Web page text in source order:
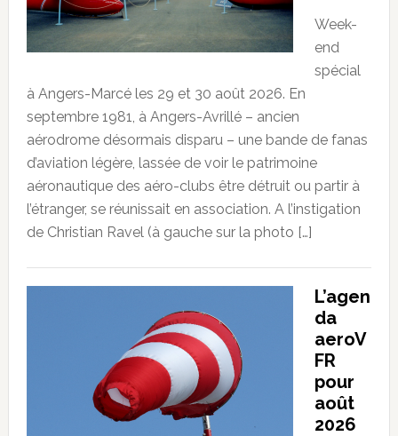
Week-
end
spécial
à Angers-Marcé les 29 et 30 août 2026. En
septembre 1981, à Angers-Avrillé – ancien
aérodrome désormais disparu – une bande de fanas
d’aviation légère, lassée de voir le patrimoine
aéronautique des aéro-clubs être détruit ou partir à
l’étranger, se réunissait en association. A l’instigation
de Christian Ravel (à gauche sur la photo […]
L’agen
da
aeroV
FR
pour
août
2026